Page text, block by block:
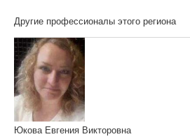
Другие профессионалы этого региона
Юкова Евгения Викторовна